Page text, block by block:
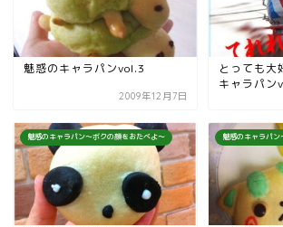
魅惑のキャラパンvol.3
2009年12月7日
とっても大
キャラパン
魅惑のキャラパン～ボクの顔をおたべよ～ 魅惑のキャラパ